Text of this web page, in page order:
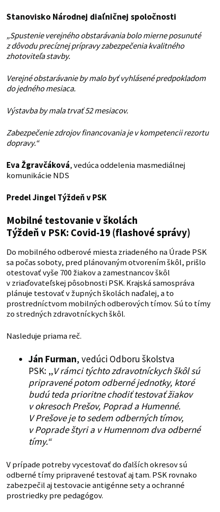
Stanovisko Národnej diaľničnej spoločnosti
„Spustenie verejného obstarávania bolo mierne posunuté
z dôvodu precíznej prípravy zabezpečenia kvalitného
zhotoviteľa stavby.
Verejné obstarávanie by malo byť vyhlásené predpokladom
do jedného mesiaca.
Výstavba by mala trvať 52 mesiacov.
Zabezpečenie zdrojov financovania je v kompetencii rezortu
dopravy.“
Eva Žgravčáková, vedúca oddelenia masmediálnej
komunikácie NDS
Predel Jingel Týždeň v PSK
Mobilné testovanie v školách
Týždeň v PSK: Covid-19 (flashové správy)
Do mobilného odberové miesta zriadeného na Úrade PSK
sa počas soboty, pred plánovaným otvorením škôl, prišlo
otestovať vyše 700 žiakov a zamestnancov škôl
v zriaďovateľskej pôsobnosti PSK. Krajská samospráva
plánuje testovať v župných školách naďalej, a to
prostredníctvom mobilných odberových tímov. Sú to tímy
zo stredných zdravotníckych škôl.
Nasleduje priama reč.
Ján Furman, vedúci Odboru školstva
PSK: „V rámci týchto zdravotníckych škôl sú
pripravené potom odberné jednotky, ktoré
budú teda prioritne chodiť testovať žiakov
v okresoch Prešov, Poprad a Humenné.
V Prešove je to sedem odberných tímov,
v Poprade štyri a v Humennom dva odberné
tímy.“
V prípade potreby vycestovať do ďalších okresov sú
odberné tímy pripravené testovať aj tam. PSK rovnako
zabezpečil aj testovacie antigénne sety a ochranné
prostriedky pre pedagógov.